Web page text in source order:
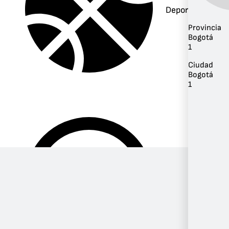
Deportes
Provincia
Bogotá
1
Ciudad
Bogotá
1